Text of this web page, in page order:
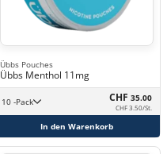
Übbs Pouches
Übbs Menthol 11mg
10 -Pack CHF 35.00
CHF 3.50/St.
In den Warenkorb